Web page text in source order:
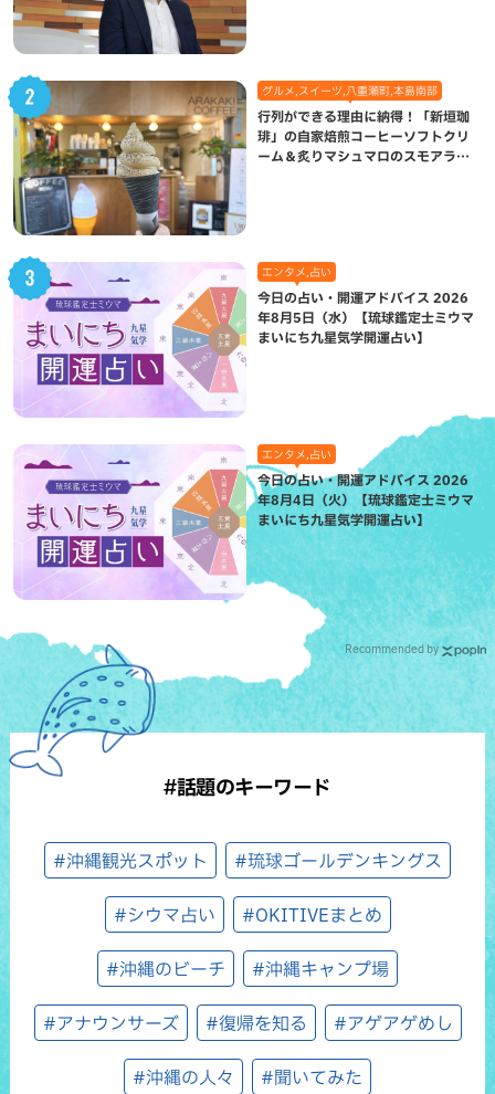
グルメ,スイーツ,八重瀬町,本島南部
行列ができる理由に納得！「新垣珈
琲」の自家焙煎コーヒーソフトクリ
ーム＆炙りマシュマロのスモアラテ
エンタメ,占い
今日の占い・開運アドバイス 2026
年8月5日（水）【琉球鑑定士ミウマ
まいにち九星気学開運占い】
エンタメ,占い
今日の占い・開運アドバイス 2026
年8月4日（火）【琉球鑑定士ミウマ
まいにち九星気学開運占い】
Recommended by
#話題のキーワード
#沖縄観光スポット #琉球ゴールデンキングス
#シウマ占い #OKITIVEまとめ
#沖縄のビーチ #沖縄キャンプ場
#アナウンサーズ #復帰を知る #アゲアゲめし
#沖縄の人々 #聞いてみた